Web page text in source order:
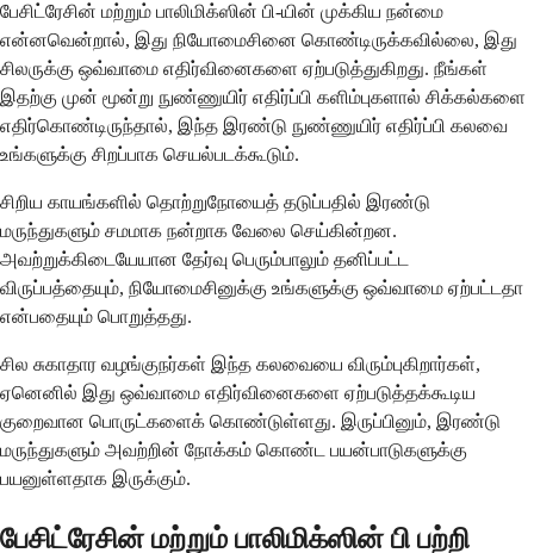
பேசிட்ரேசின் மற்றும் பாலிமிக்ஸின் பி-யின் முக்கிய நன்மை
என்னவென்றால், இது நியோமைசினை கொண்டிருக்கவில்லை, இது
சிலருக்கு ஒவ்வாமை எதிர்வினைகளை ஏற்படுத்துகிறது. நீங்கள்
இதற்கு முன் மூன்று நுண்ணுயிர் எதிர்ப்பி களிம்புகளால் சிக்கல்களை
எதிர்கொண்டிருந்தால், இந்த இரண்டு நுண்ணுயிர் எதிர்ப்பி கலவை
உங்களுக்கு சிறப்பாக செயல்படக்கூடும்.
சிறிய காயங்களில் தொற்றுநோயைத் தடுப்பதில் இரண்டு
மருந்துகளும் சமமாக நன்றாக வேலை செய்கின்றன.
அவற்றுக்கிடையேயான தேர்வு பெரும்பாலும் தனிப்பட்ட
விருப்பத்தையும், நியோமைசினுக்கு உங்களுக்கு ஒவ்வாமை ஏற்பட்டதா
என்பதையும் பொறுத்தது.
சில சுகாதார வழங்குநர்கள் இந்த கலவையை விரும்புகிறார்கள்,
ஏனெனில் இது ஒவ்வாமை எதிர்வினைகளை ஏற்படுத்தக்கூடிய
குறைவான பொருட்களைக் கொண்டுள்ளது. இருப்பினும், இரண்டு
மருந்துகளும் அவற்றின் நோக்கம் கொண்ட பயன்பாடுகளுக்கு
பயனுள்ளதாக இருக்கும்.
பேசிட்ரேசின் மற்றும் பாலிமிக்ஸின் பி பற்றி